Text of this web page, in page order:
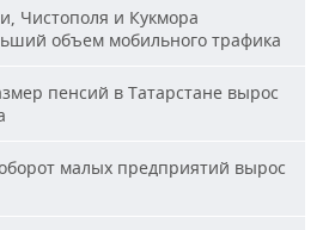
Чистополя и Кукмора
объем мобильного трафика
пенсий в Татарстане вырос
малых предприятий вырос